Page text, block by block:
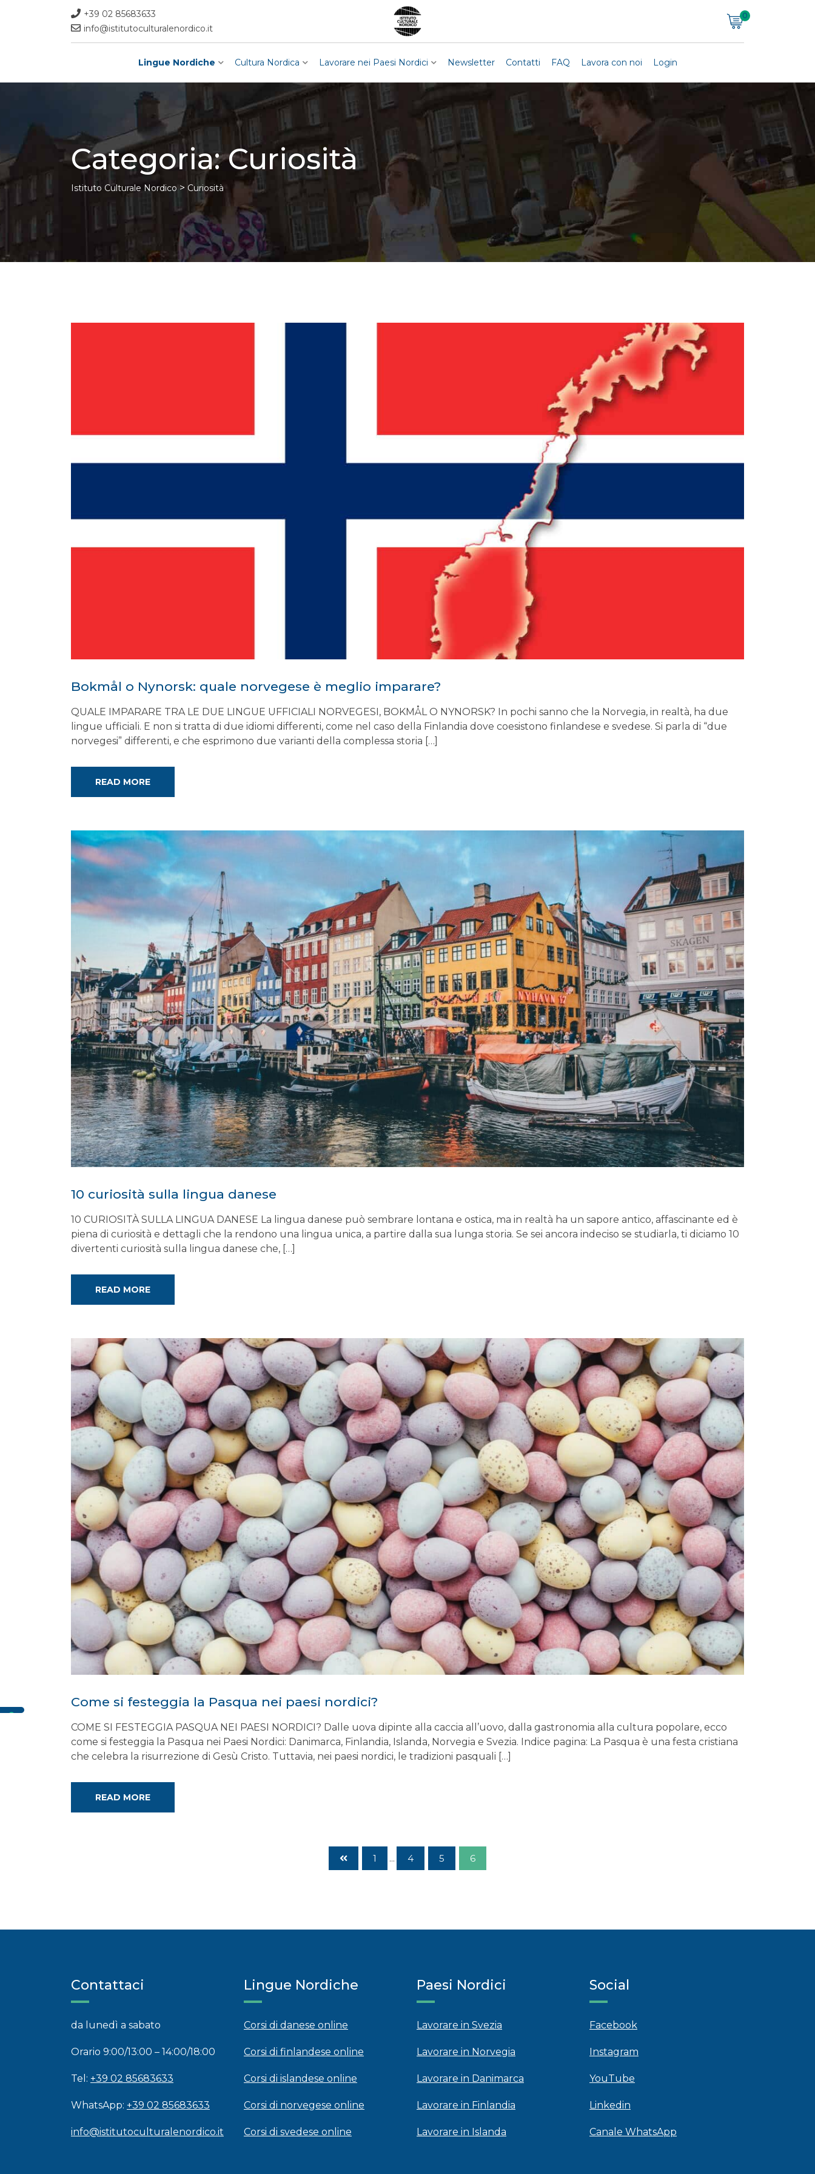
+39 02 85683633
info@istitutoculturalenordico.it
0
Lingue Nordiche Cultura Nordica Lavorare nei Paesi Nordici Newsletter Contatti FAQ Lavora con noi Login
Categoria:Curiosità
Istituto Culturale Nordico> Curiosità
Bokmål o Nynorsk: quale norvegese è meglio imparare?
QUALE IMPARARE TRA LE DUE LINGUE UFFICIALI NORVEGESI, BOKMÅL O NYNORSK? In pochi sanno che la Norvegia, in realtà, ha due
lingue ufficiali. E non si tratta di due idiomi differenti, come nel caso della Finlandia dove coesistono finlandese e svedese. Si parla di “due
norvegesi” differenti, e che esprimono due varianti della complessa storia […]
READ MORE
10 curiosità sulla lingua danese
10 CURIOSITÀ SULLA LINGUA DANESE La lingua danese può sembrare lontana e ostica, ma in realtà ha un sapore antico, affascinante ed è
piena di curiosità e dettagli che la rendono una lingua unica, a partire dalla sua lunga storia. Se sei ancora indeciso se studiarla, ti diciamo 10
divertenti curiosità sulla lingua danese che, […]
READ MORE
Come si festeggia la Pasqua nei paesi nordici?
COME SI FESTEGGIA PASQUA NEI PAESI NORDICI? Dalle uova dipinte alla caccia all’uovo, dalla gastronomia alla cultura popolare, ecco
come si festeggia la Pasqua nei Paesi Nordici: Danimarca, Finlandia, Islanda, Norvegia e Svezia. Indice pagina: La Pasqua è una festa cristiana
che celebra la risurrezione di Gesù Cristo. Tuttavia, nei paesi nordici, le tradizioni pasquali […]
READ MORE
1 ... 4 5 6
Contattaci
da lunedì a sabato
Orario 9:00/13:00 – 14:00/18:00
Tel: +39 02 85683633
WhatsApp: +39 02 85683633
info@istitutoculturalenordico.it
Lingue Nordiche
Corsi di danese online
Corsi di finlandese online
Corsi di islandese online
Corsi di norvegese online
Corsi di svedese online
Paesi Nordici
Lavorare in Svezia
Lavorare in Norvegia
Lavorare in Danimarca
Lavorare in Finlandia
Lavorare in Islanda
Social
Facebook
Instagram
YouTube
Linkedin
Canale WhatsApp